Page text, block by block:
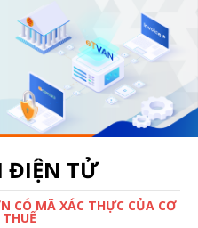
ĐIỆN TỬ
CÓ MÃ XÁC THỰC CỦA CƠ